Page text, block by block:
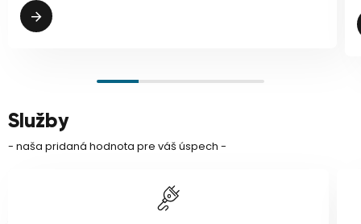
Služby
- naša pridaná hodnota pre váš úspech -